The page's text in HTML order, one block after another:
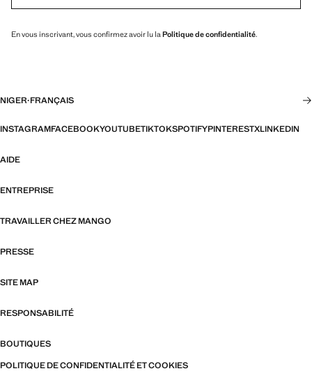
En vous inscrivant, vous confirmez avoir lu la Politique de confidentialité.
NIGER·FRANÇAIS
INSTAGRAMFACEBOOKYOUTUBETIKTOKSPOTIFYPINTERESTXLINKEDIN
AIDE
ENTREPRISE
TRAVAILLER CHEZ MANGO
PRESSE
SITE MAP
RESPONSABILITÉ
BOUTIQUES
POLITIQUE DE CONFIDENTIALITÉ ET COOKIES